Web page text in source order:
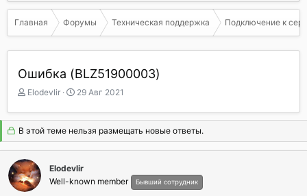
Главная Форумы Техническая поддержка Подключение к
Ошибка (BLZ51900003)
А
т
о
р
т
е
м
ы
Elodevlir
Д
т
а
н
а
ч
а
29 Авг 2021
В этой теме нельзя размещать новые ответы.
Elodevlir
Well-known member
Бывший сотрудник